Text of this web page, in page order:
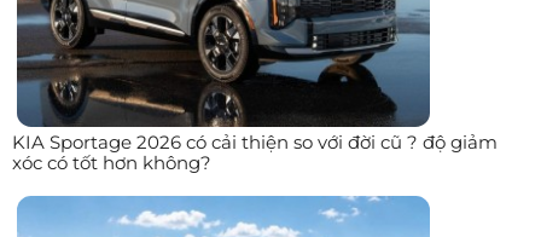
KIA Sportage 2026 có cải thiện so với đời cũ ? độ giảm
xóc có tốt hơn không?